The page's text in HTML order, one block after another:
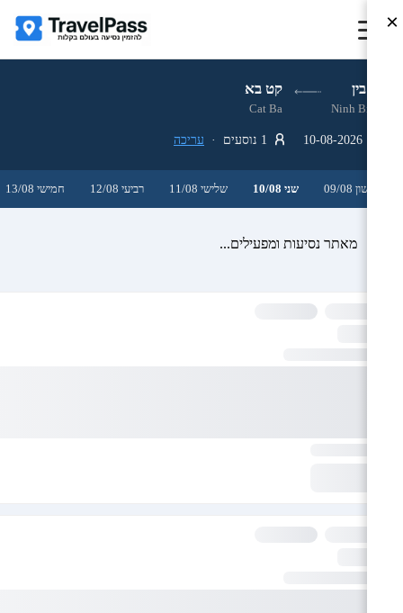
נין בין קט בא
Ninh Binh
Cat Ba
עריכה
ראשון 09/08 שני 10/08 שלישי 11/08 רביעי 12/08 חמישי 13/08
מאתר נסיעות ומפעילים...
×